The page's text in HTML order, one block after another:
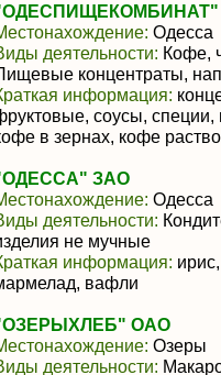
Одесса
деятельности: Кофе,
концентраты,
информация:
соусы,
в зернах, кофе
ЗАО
Одесса
деятельности:
не мучные
информация:
вафли
ОАО
Озеры
деятельности: